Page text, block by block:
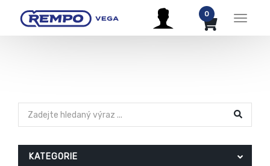
Menu
0
KATEGORIE